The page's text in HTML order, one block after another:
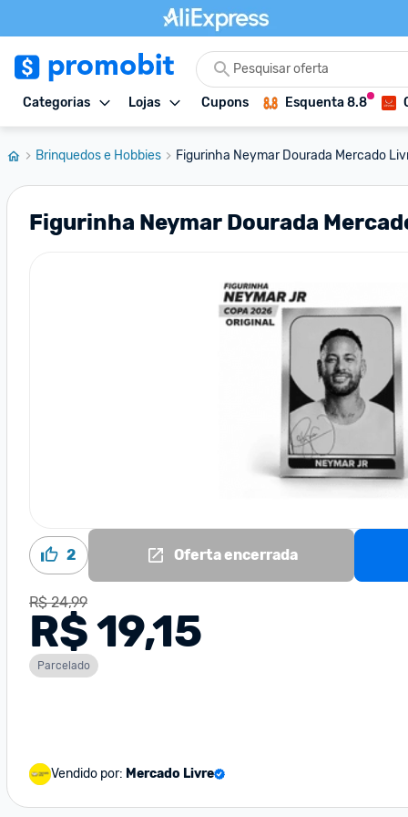
Categorias Lojas Cupons Esquenta 8.8
Brinquedos e Hobbies Figurinha Neymar Dourada Mercado
Figurinha Neymar Dourada
2 Oferta encerrada
R$ 24,99
R$ 19,15
Parcelado
Vendido por: Mercado Livre